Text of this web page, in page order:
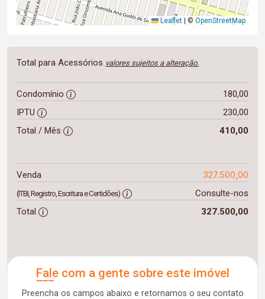
Leaflet | © OpenStreetMap
Total para Acessórios valores sujeitos a alteração.
Condomínio
180,00
IPTU
230,00
Total / Mês
410,00
Venda 327.500,00
(ITBI, Registro, Escritura e Certidões)
Consulte-nos
Total
327.500,00
Fale com a gente sobre este imóvel
Preencha os campos abaixo e retornamos o seu contato